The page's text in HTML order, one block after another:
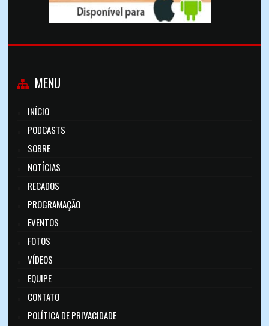
MENU
INÍCIO
PODCASTS
SOBRE
NOTÍCIAS
RECADOS
PROGRAMAÇÃO
EVENTOS
FOTOS
VÍDEOS
EQUIPE
CONTATO
POLÍTICA DE PRIVACIDADE